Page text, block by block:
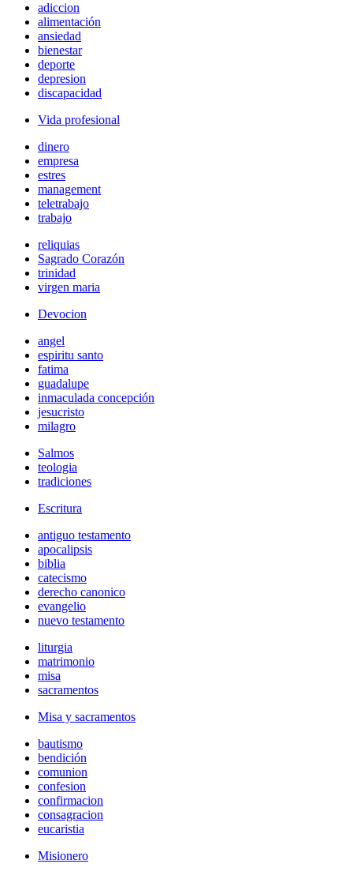
adiccion
alimentación
ansiedad
bienestar
deporte
depresion
discapacidad
Vida profesional
dinero
empresa
estres
management
teletrabajo
trabajo
reliquias
Sagrado Corazón
trinidad
virgen maria
Devocion
angel
espiritu santo
fatima
guadalupe
inmaculada concepción
jesucristo
milagro
Salmos
teologia
tradiciones
Escritura
antiguo testamento
apocalipsis
biblia
catecismo
derecho canonico
evangelio
nuevo testamento
liturgia
matrimonio
misa
sacramentos
Misa y sacramentos
bautismo
bendición
comunion
confesion
confirmacion
consagracion
eucaristia
Misionero